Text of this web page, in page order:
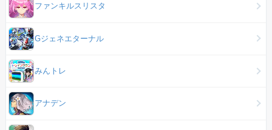
ファンキルスリスタ
Gジェネエターナル
みんトレ
アナデン